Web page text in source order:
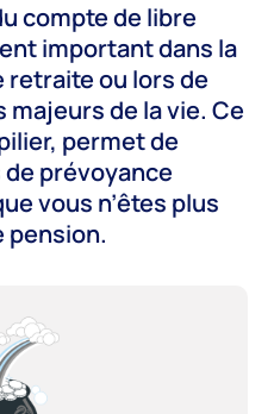
compte de libre
important dans la
ou lors de
de la vie. Ce
permet de
prévoyance
vous n’êtes plus
pension.